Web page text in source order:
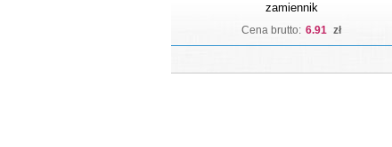
zamiennik
Cena brutto: 6.91 zł